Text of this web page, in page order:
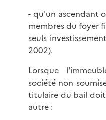
- qu'un ascendant
membres du foyer
seuls
2002).
Lorsque
société non
titulaire du bail
autre :